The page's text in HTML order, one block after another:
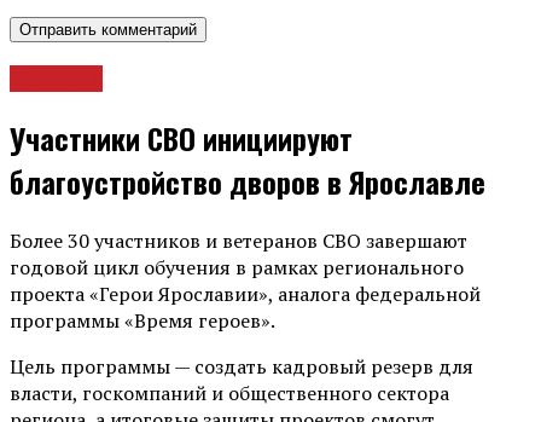
Участники СВО инициируют
благоустройство дворов в Ярославле
Более 30 участников и ветеранов СВО завершают
годовой цикл обучения в рамках регионального
проекта «Герои Ярославии», аналога федеральной
программы «Время героев».
Цель программы — создать кадровый резерв для
власти, госкомпаний и общественного сектора